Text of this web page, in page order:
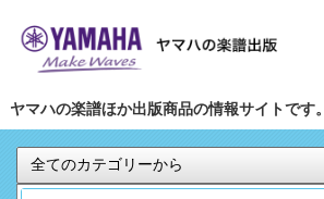
ヤマハの楽譜ほか出版商品の情報サイトです。